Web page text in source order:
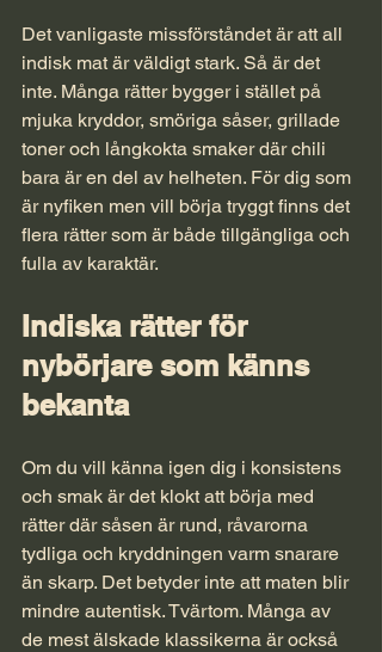
Det vanligaste missförståndet är att all
indisk mat är väldigt stark. Så är det
inte. Många rätter bygger i stället på
mjuka kryddor, smöriga såser, grillade
toner och långkokta smaker där chili
bara är en del av helheten. För dig som
är nyfiken men vill börja tryggt finns det
flera rätter som är både tillgängliga och
fulla av karaktär.
Indiska rätter för
nybörjare som känns
bekanta
Om du vill känna igen dig i konsistens
och smak är det klokt att börja med
rätter där såsen är rund, råvarorna
tydliga och kryddningen varm snarare
än skarp. Det betyder inte att maten blir
mindre autentisk. Tvärtom. Många av
de mest älskade klassikerna är också